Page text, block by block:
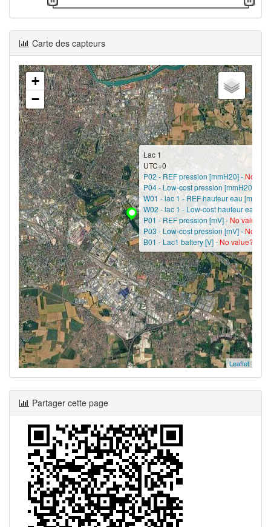
Carte des capteurs
Lac 1
UTC+0
P02 - REF pression [mmH20] -No
P04 - Low-cost pression [mmH20] -
W01 - lac 1 - REF hauteur eau [m] -
W02 - lac 1 - Low-cost hauteur eau
P01 - REF pression [mV] -No value?
P03 - Low-cost pression [mV] -No
B01 - Lac1 battery [V] -No value?
+
−
Leaflet
Partager cette page